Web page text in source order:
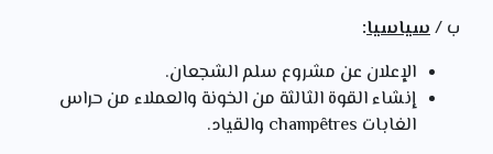
ب /سياسيا:
الإعلان عن مشروع سلم الشجعان.
إنشاء القوة الثالثة من الخونة والعملاء من حراس
الغابات champêtres والقياد.